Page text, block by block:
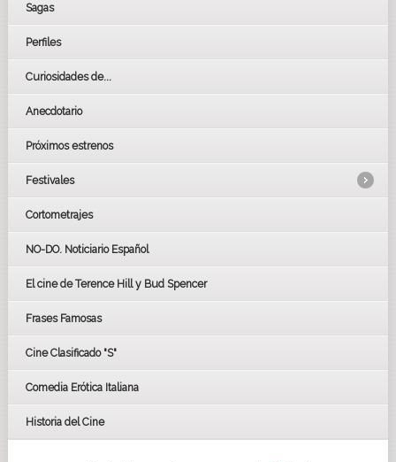
Sagas
Perfiles
Curiosidades de...
Anecdotario
Próximos estrenos
Festivales
LOS OSCARS
GOYAS
BAFTA
Cortometrajes
NO-DO. Noticiario Español
El cine de Terence Hill y Bud Spencer
Frases Famosas
Cine Clasificado "S"
Comedia Erótica Italiana
Historia del Cine